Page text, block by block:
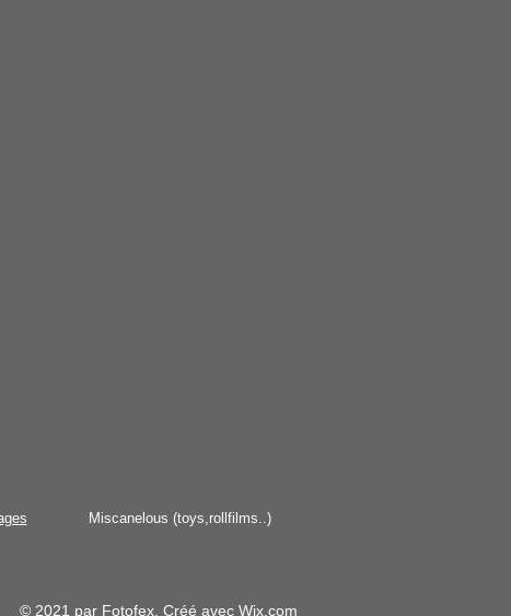
Miscanelous (toys,rollfilms..)
© 2021 par Fotofex. Créé avec Wix.com